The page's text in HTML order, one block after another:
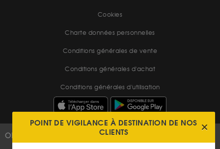
Cookies
Charte données personnelles
Conditions générales de vente
Conditions générales d'achat
Conditions générales d'utilisation
OR PLUS D'INFOS
POINT DE VIGILANCE À DESTINATION DE NOS
CLIENTS